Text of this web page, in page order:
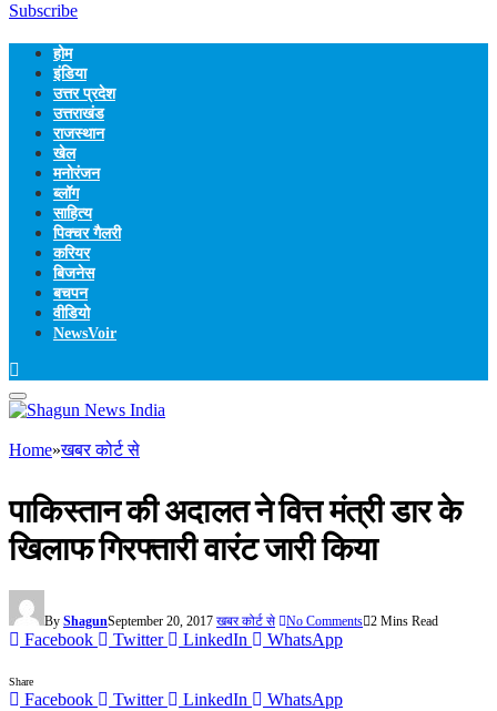
Subscribe
होम
इंडिया
उत्तर प्रदेश
उत्तराखंड
राजस्थान
खेल
मनोरंजन
ब्लॉग
साहित्य
पिक्चर गैलरी
करियर
बिजनेस
बचपन
वीडियो
NewsVoir
Home»खबर कोर्ट से
पाकिस्तान की अदालत ने वित्त मंत्री डार के
खिलाफ गिरफ्तारी वारंट जारी किया
By ShagunSeptember 20, 2017 खबर कोर्ट से No Comments 2 Mins Read
Facebook Twitter LinkedIn WhatsApp
Share
Facebook Twitter LinkedIn WhatsApp